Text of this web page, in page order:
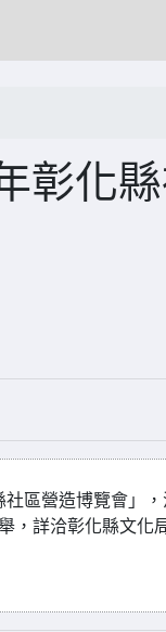
彰化
區營造博覽會」
，詳洽彰化縣文化